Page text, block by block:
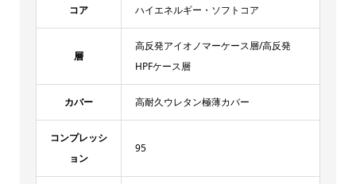
コア ハイエネルギー・ソフトコア
層
高反発アイオノマーケース層/高反発
HPFケース層
カバー 高耐久ウレタン極薄カバー
コンプレッシ
ョン
95